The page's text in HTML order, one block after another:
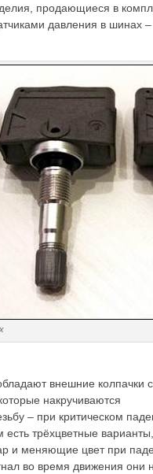
продающиеся в
давления в шинах
внешние колпачки с
накручиваются
– при критическом
трёхцветные варианты,
и меняющие цвет при
во время движения они